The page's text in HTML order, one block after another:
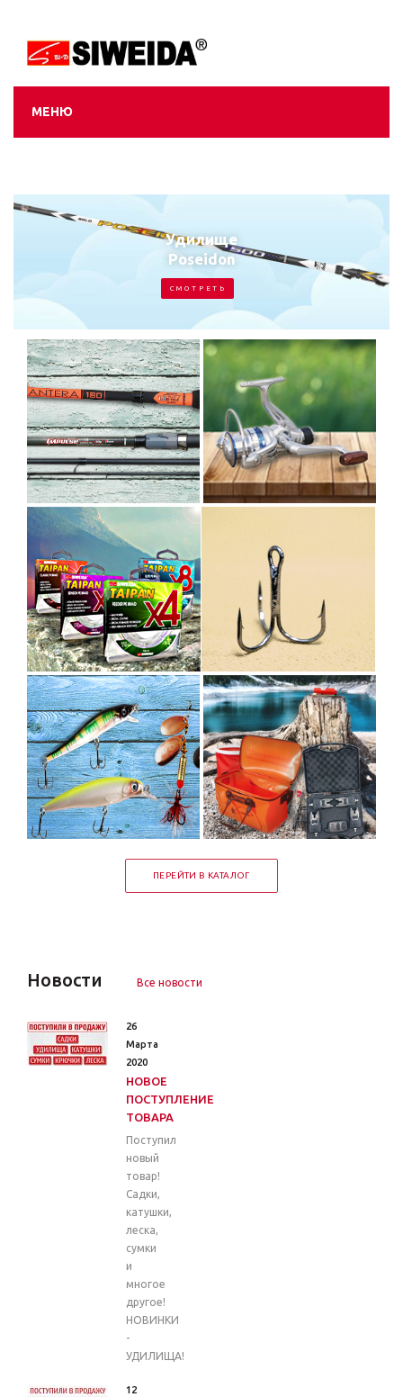
МЕНЮ
Удилище
Poseidon
С М О Т Р Е Т Ь
ПЕРЕЙТИ В КАТАЛОГ
Новости Все новости
26
Марта
2020
НОВОЕ
ПОСТУПЛЕНИЕ
ТОВАРА
Поступил
новый
товар!
Садки,
катушки,
леска,
сумки
и
многое
другое!
НОВИНКИ
-
УДИЛИЩА!
12